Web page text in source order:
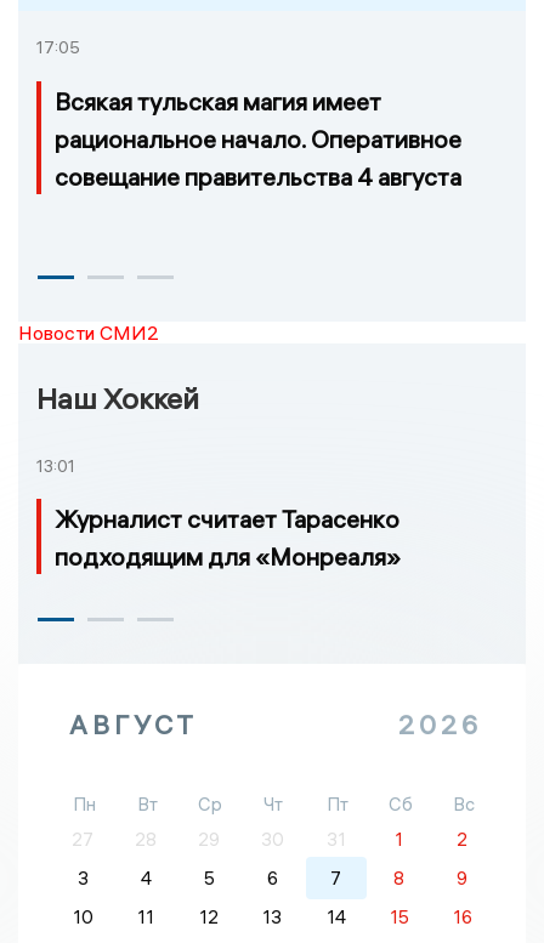
17:05
Всякая тульская магия имеет
рациональное начало. Оперативное
совещание правительства 4 августа
Новости СМИ2
Наш Хоккей
13:01
Журналист считает Тарасенко
подходящим для «Монреаля»
АВГУСТ 2026
Пн Вт Ср Чт Пт Сб
Вс
27
28 29 30 31 1
2
3
4 5 6 7 8
9
10
11 12 13 14 15
16